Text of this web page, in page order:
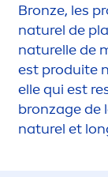
Bronze, les
naturel de
naturelle de
est produite
elle qui est
bronzage de
naturel et